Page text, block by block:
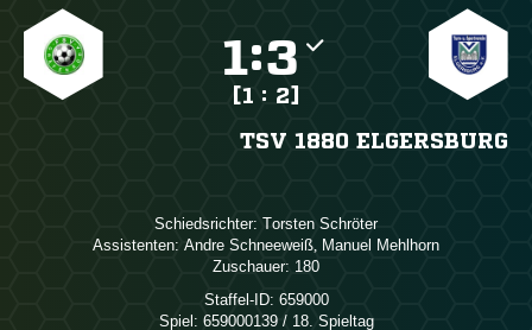
:
[1 : 2]
TSV 1880 ELGERSBURG
Schiedsrichter:  
Assistenten:  ,  
Zuschauer: 180
Staffel-ID: 659000
Spiel: 659000139 / 18. Spieltag